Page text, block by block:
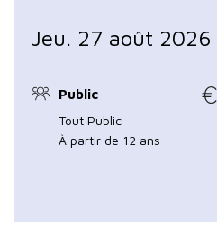
Jeu. 27 août
Public
Tout Public
À partir de 12 ans